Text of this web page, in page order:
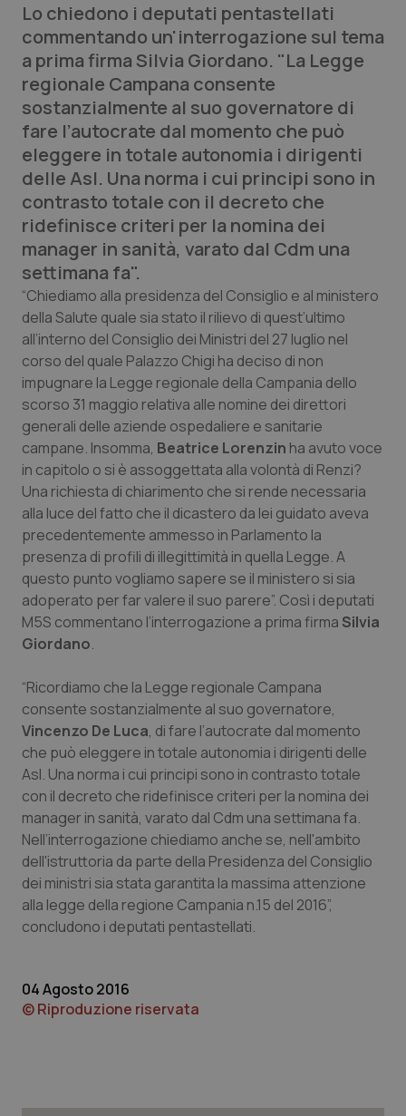
Lettere al direttore
Edizioni Regionali
QS Pro
Professionisti Sanitari.AI
Abruzzo
Basilicata
Calabria
Campania
Emilia-Romagna
Friuli Venezia Giulia
Lazio
Liguria
Lombardia
Marche
Molise
Piemonte
Provincia Autonoma di Bolzano
Provincia Autonoma di Trento
Puglia
Sardegna
Toscana
QS Pro Gold
Artrite & artrosi
Asma & BPCO
Car-T
Colesterolo & coronaropatie
Dermatite Atopica
Diabete & glucometri
Disturbi dell’umore
Dolore
Donna & Salute
Epatiti
HIV
Infezioni & Febbre
Ipertensione & Scompenso
Malattie rare
Malattia di Crohn & Rettocolite Ulcerosa
Obesità
QS Club Newsletter
Lo chiedono i deputati pentastellati
commentando un'interrogazione sul tema
a prima firma Silvia Giordano. "La Legge
regionale Campana consente
sostanzialmente al suo governatore di
fare l’autocrate dal momento che può
eleggere in totale autonomia i dirigenti
delle Asl. Una norma i cui principi sono in
contrasto totale con il decreto che
ridefinisce criteri per la nomina dei
manager in sanità, varato dal Cdm una
settimana fa".
“Chiediamo alla presidenza del Consiglio e al ministero
della Salute quale sia stato il rilievo di quest’ultimo
all’interno del Consiglio dei Ministri del 27 luglio nel
corso del quale Palazzo Chigi ha deciso di non
impugnare la Legge regionale della Campania dello
scorso 31 maggio relativa alle nomine dei direttori
generali delle aziende ospedaliere e sanitarie
campane. Insomma, Beatrice Lorenzin ha avuto voce
in capitolo o si è assoggettata alla volontà di Renzi?
Una richiesta di chiarimento che si rende necessaria
alla luce del fatto che il dicastero da lei guidato aveva
precedentemente ammesso in Parlamento la
presenza di profili di illegittimità in quella Legge. A
questo punto vogliamo sapere se il ministero si sia
adoperato per far valere il suo parere”. Così i deputati
M5S commentano l’interrogazione a prima firma Silvia
Giordano.
“Ricordiamo che la Legge regionale Campana
consente sostanzialmente al suo governatore,
Vincenzo De Luca, di fare l’autocrate dal momento
che può eleggere in totale autonomia i dirigenti delle
Asl. Una norma i cui principi sono in contrasto totale
con il decreto che ridefinisce criteri per la nomina dei
manager in sanità, varato dal Cdm una settimana fa.
Nell’interrogazione chiediamo anche se, nell'ambito
dell'istruttoria da parte della Presidenza del Consiglio
dei ministri sia stata garantita la massima attenzione
alla legge della regione Campania n.15 del 2016”,
concludono i deputati pentastellati.
04 Agosto 2016
© Riproduzione riservata